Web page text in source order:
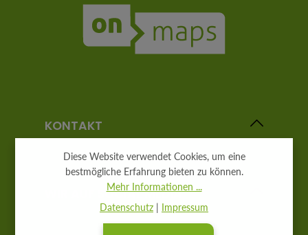
KONTAKT
WIR AUF SOCIAL MEDIA
Diese Website verwendet Cookies, um eine
bestmögliche Erfahrung bieten zu können.
Mehr Informationen ...
Datenschutz | Impressum